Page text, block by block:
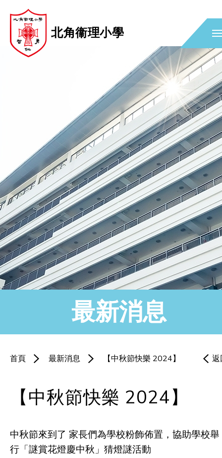
北角衞理小學
最新消息
返
首頁 最新消息 【中秋節快樂 2024】
【中秋節快樂 2024】
中秋節來到了 家長們為學校粉飾佈置，協助學校舉
行「謎賞花燈慶中秋」猜燈謎活動